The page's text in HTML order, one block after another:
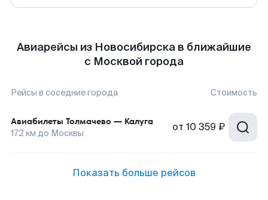
Авиарейсы из Новосибирска в ближайшие
с Москвой города
Рейсы в соседние города Стоимость
Авиабилеты Толмачево — Калуга
172 км до Москвы от 10 359 ₽
Показать больше рейсов